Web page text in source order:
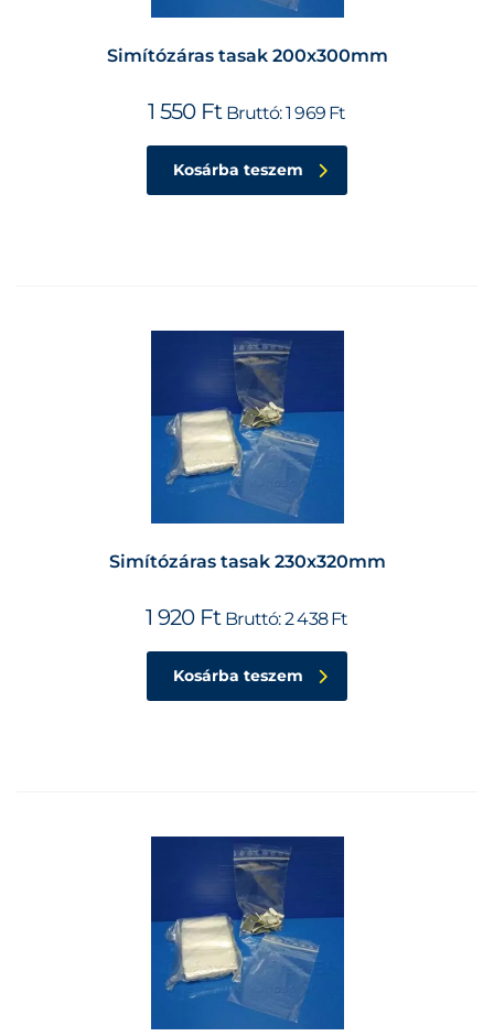
Simítózáras tasak 200x300mm
1 550 Ft Bruttó:1 969 Ft
Kosárba teszem
Simítózáras tasak 230x320mm
1 920 Ft Bruttó:2 438Ft
Kosárba teszem